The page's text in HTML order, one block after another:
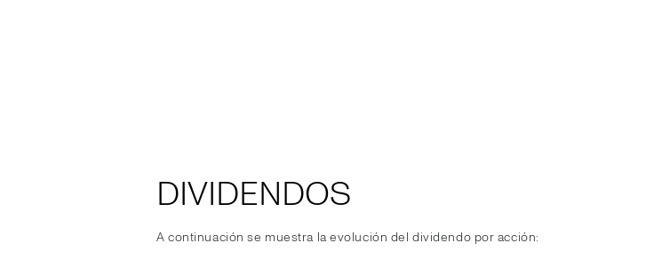
DIVIDENDOS
A continuación se muestra la evolución del dividendo por acción: